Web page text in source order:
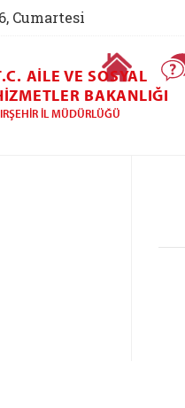
Cumartesi
Ana Sayfa
AILE VE SOSYAL
BAKANLIĞI
İL MÜDÜRLÜĞÜ